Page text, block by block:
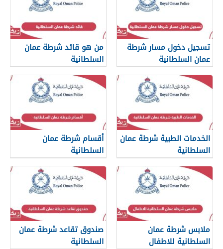
تسجيل دخول مسار شرطة
عمان السلطانية
من هو قائد شرطة عمان
السلطانية
الخدمات الطبية شرطة عمان
السلطانية
أقسام شرطة عمان
السلطانية
ملابس شرطة عمان
السلطانية للاطفال
صندوق تقاعد شرطة عمان
السلطانية